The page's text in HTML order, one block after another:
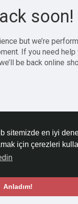
sitemizde en iyi
için çerezleri
Anladım!
soon!
but we’re
If you need help
be back online